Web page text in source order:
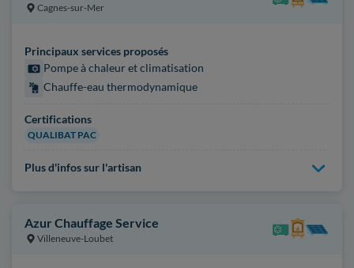
Cagnes-sur-Mer
Principaux services proposés
Pompe à chaleur et climatisation
Chauffe-eau thermodynamique
Certifications
QUALIBAT PAC
Plus d'infos sur l'artisan
Azur Chauffage Service
Villeneuve-Loubet